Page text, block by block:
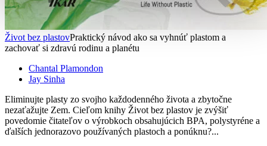
Život bez plastovPraktický návod ako sa vyhnúť plastom a
zachovať si zdravú rodinu a planétu
Chantal Plamondon
Jay Sinha
Eliminujte plasty zo svojho každodenného života a zbytočne
nezaťažujte Zem. Cieľom knihy Život bez plastov je zvýšiť
povedomie čitateľov o výrobkoch obsahujúcich BPA, polystyréne a
ďalších jednorazovo používaných plastoch a ponúknu?...